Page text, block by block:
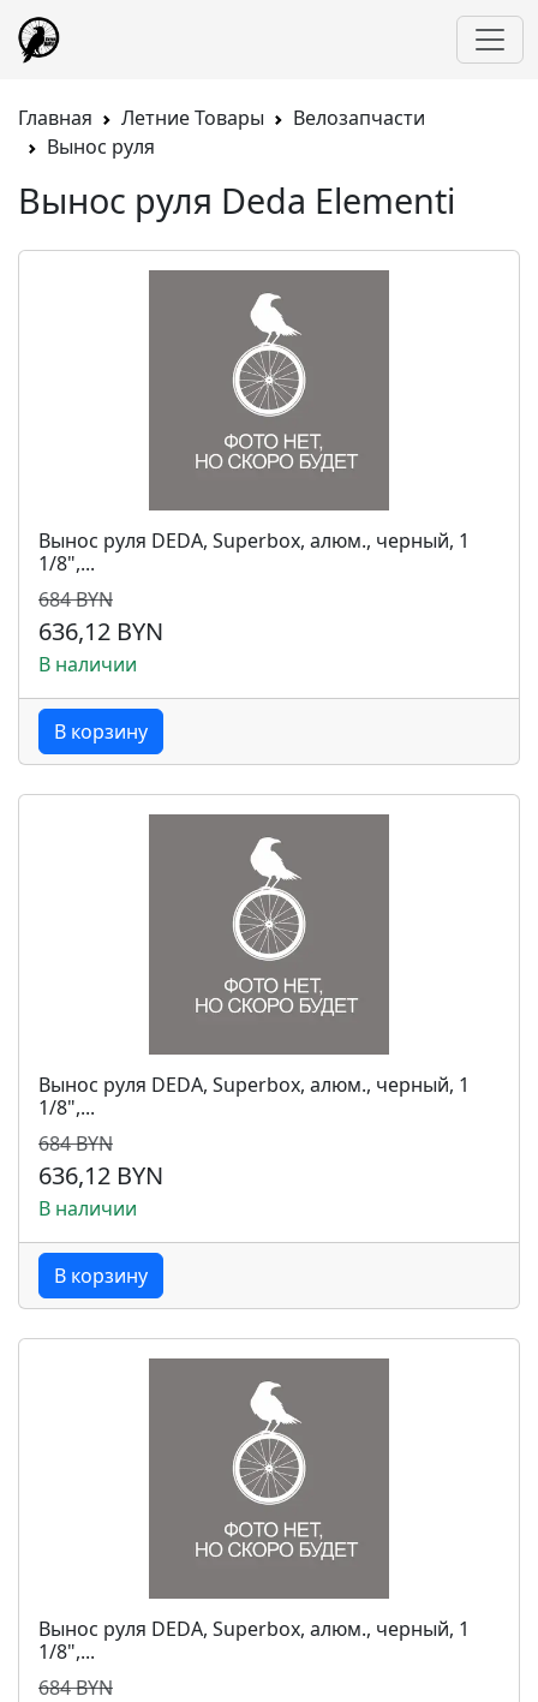
Главная Летние Товары
Велозапчасти
Вынос руля
Вынос руля Deda Elementi
Вынос руля DEDA, Superbox, алюм., черный, 1
1/8",...
684 BYN
636,12 BYN
В наличии
В корзину
Вынос руля DEDA, Superbox, алюм., черный, 1
1/8",...
684 BYN
636,12 BYN
В наличии
В корзину
Вынос руля DEDA, Superbox, алюм., черный, 1
1/8",...
684 BYN